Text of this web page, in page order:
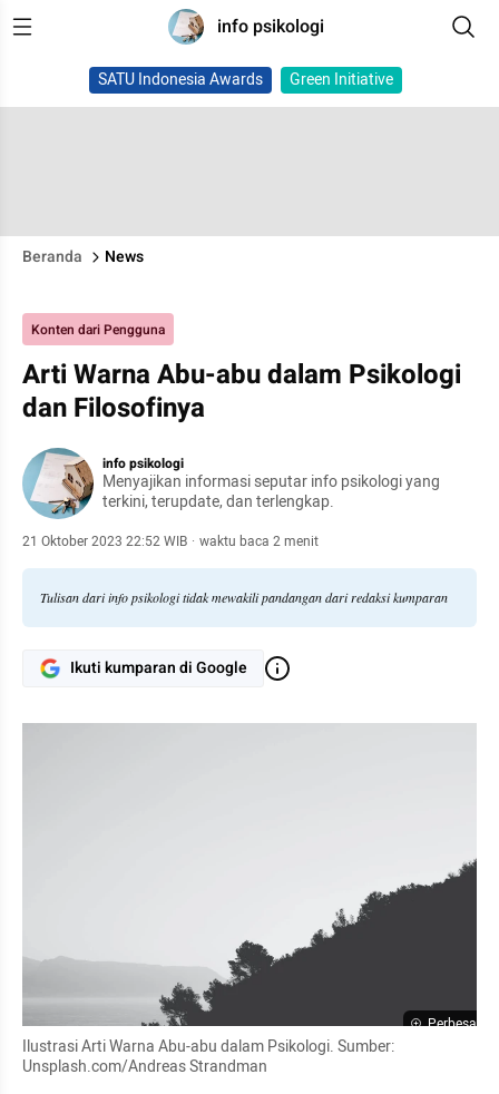
info psikologi
SATU Indonesia Awards Green Initiative
Beranda News
Konten dari Pengguna
Arti Warna Abu-abu dalam Psikologi
dan Filosofinya
info psikologi
Menyajikan informasi seputar info psikologi yang
terkini, terupdate, dan terlengkap.
21 Oktober 2023 22:52 WIB · waktu baca 2 menit
Tulisan dari info psikologi tidak mewakili pandangan dari redaksi kumparan
Ikuti kumparan di Google
Perbesar
Ilustrasi Arti Warna Abu-abu dalam Psikologi. Sumber:
Unsplash.com/Andreas Strandman